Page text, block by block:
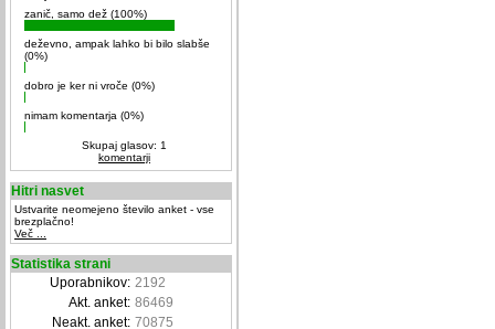
zanič, samo dež (100%)
deževno, ampak lahko bi bilo slabše
(0%)
dobro je ker ni vroče (0%)
nimam komentarja (0%)
Skupaj glasov: 1
komentarji
Hitri nasvet
Ustvarite neomejeno število anket - vse
brezplačno!
Več ...
Statistika strani
Uporabnikov: 2192
Akt. anket: 86469
Neakt. anket: 70875